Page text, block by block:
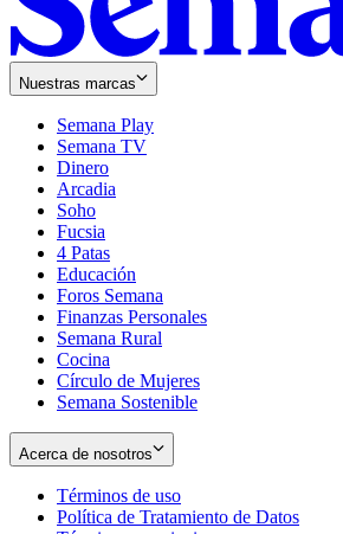
Nuestras marcas
Semana Play
Semana TV
Dinero
Arcadia
Soho
in
new
window
Fucsia
in
new
window
4 Patas
Educación
Foros Semana
Finanzas Personales
Semana Rural
Cocina
Círculo de Mujeres
Semana Sostenible
Acerca de nosotros
Términos de uso
in
Política de Tratamiento de Datos